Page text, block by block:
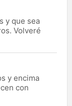
y que sea
Volveré
y encima
con